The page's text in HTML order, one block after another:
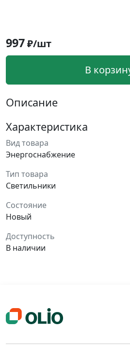
997₽/шт
В
Описание
Характеристика
Вид товара
Энергоснабжение
Тип товара
Светильники
Состояние
Новый
Доступность
В наличии